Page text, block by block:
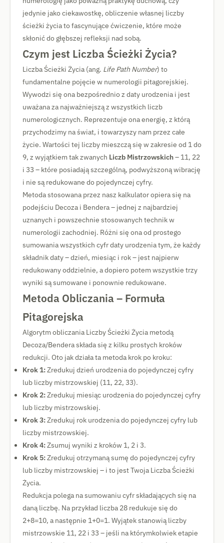
jedynie jako ciekawostkę, obliczenie własnej liczby
ścieżki życia to fascynujące ćwiczenie, które może
skłonić do głębszej refleksji nad sobą.
Czym jest Liczba Ścieżki Życia?
Liczba Ścieżki Życia (ang. Life Path Number) to
fundamentalne pojęcie w numerologii pitagorejskiej.
Wywodzi się ona bezpośrednio z daty urodzenia i jest
uważana za najważniejszą z wszystkich liczb
numerologicznych. Reprezentuje ona energię, z którą
przychodzimy na świat, i towarzyszy nam przez całe
życie. Wartości tej liczby mieszczą się w zakresie od 1 do
9, z wyjątkiem tak zwanych Liczb Mistrzowskich– 11, 22
i 33 – które posiadają szczególną, podwyższoną wibrację
i nie są redukowane do pojedynczej cyfry.
Metoda stosowana przez nasz kalkulator opiera się na
podejściu Decoza i Bendera – jednej z najbardziej
uznanych i powszechnie stosowanych technik w
numerologii zachodniej. Różni się ona od prostego
sumowania wszystkich cyfr daty urodzenia tym, że każdy
składnik daty – dzień, miesiąc i rok – jest najpierw
redukowany oddzielnie, a dopiero potem wszystkie trzy
wyniki są sumowane i ponownie redukowane.
Metoda Obliczania – Formuła
Pitagorejska
Algorytm obliczania Liczby Ścieżki Życia metodą
Decoza/Bendera składa się z kilku prostych kroków
redukcji. Oto jak działa ta metoda krok po kroku:
Krok 1:Zredukuj dzień urodzenia do pojedynczej cyfry
lub liczby mistrzowskiej (11, 22, 33).
Krok 2:Zredukuj miesiąc urodzenia do pojedynczej cyfry
lub liczby mistrzowskiej.
Krok 3:Zredukuj rok urodzenia do pojedynczej cyfry lub
liczby mistrzowskiej.
Krok 4:Zsumuj wyniki z kroków 1, 2 i 3.
Krok 5:Zredukuj otrzymaną sumę do pojedynczej cyfry
lub liczby mistrzowskiej – i to jest Twoja Liczba Ścieżki
Życia.
Redukcja polega na sumowaniu cyfr składających się na
daną liczbę. Na przykład liczba 28 redukuje się do
2+8=10, a następnie 1+0=1. Wyjątek stanowią liczby
mistrzowskie 11, 22 i 33 – jeśli na którymkolwiek etapie